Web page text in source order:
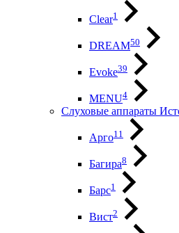
Clear1
DREAM50
Evoke39
MENU4
Слуховые аппараты
Арго11
Багира8
Барс1
Вист2